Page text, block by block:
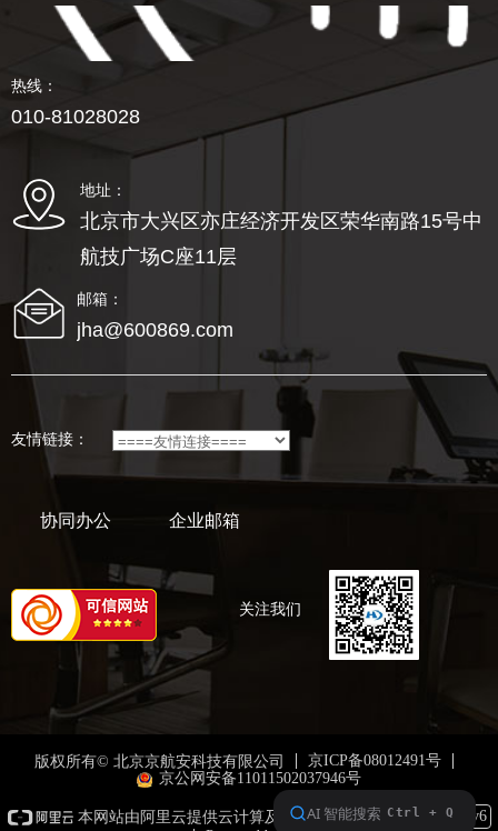
热线：
010-81028028
地址：
北京市大兴区亦庄经济开发区荣华南路15号中
航技广场C座11层
邮箱：
jha@600869.com
友情链接：
协同办公 企业邮箱
关注我们
版权所有© 北京京航安科技有限公司
京ICP备08012491号
京公网安备11011502037946号
本网站由阿里云提供云计算及安全服务 本网站支持
IPv6